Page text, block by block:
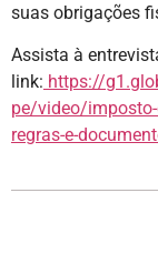
suas obrigações
Assista à
link: https://
pe/video/
regras-e-